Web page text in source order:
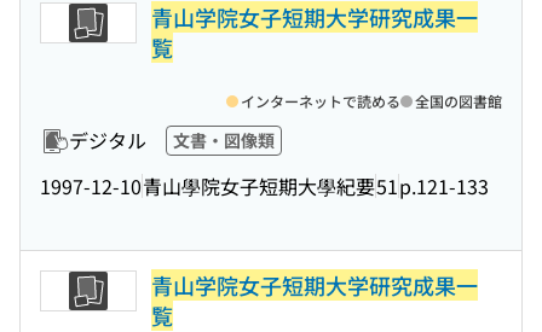
青山学院女子短期大学研究成果一
覧
デジタル 文書・図像類
1997-12-10青山學院女子短期大學紀要51p.121-133
インターネットで読める 全国の図書館
青山学院女子短期大学研究成果一
覧